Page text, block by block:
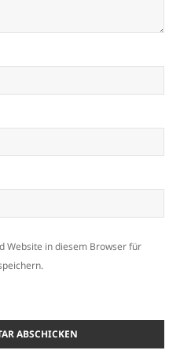
Website in diesem Browser für